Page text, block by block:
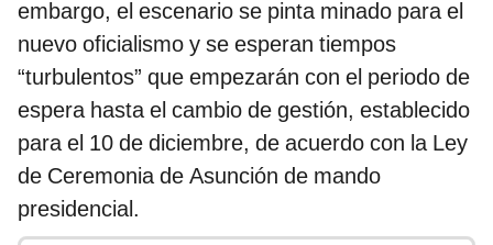
embargo, el escenario se pinta minado para el
nuevo oficialismo y se esperan tiempos
“turbulentos” que empezarán con el periodo de
espera hasta el cambio de gestión, establecido
para el 10 de diciembre, de acuerdo con la Ley
de Ceremonia de Asunción de mando
presidencial.